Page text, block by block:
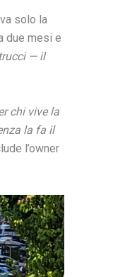
solo la
due mesi e
— il
chi vive la
la fa il
l’owner